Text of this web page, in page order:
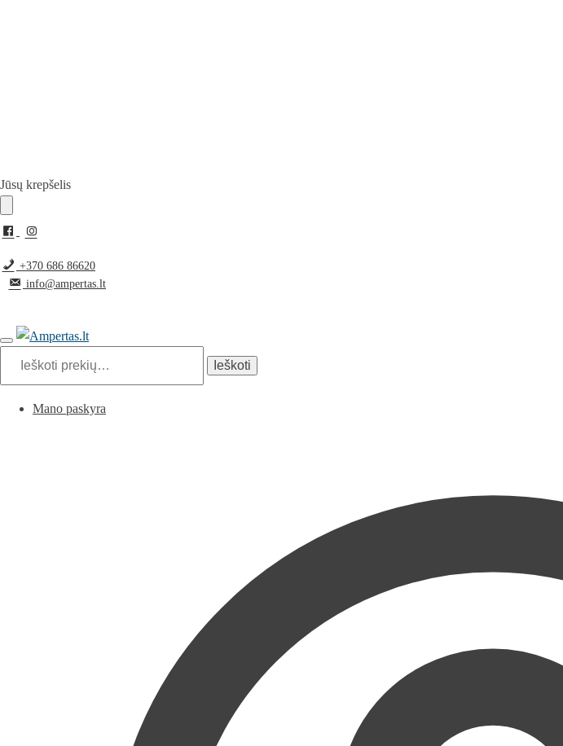
Pereiti
navigacijos
Pereiti
turinio
Jūsų krepšelis
+370 686 86620
info@ampertas.lt
Ieškoti
Mano paskyra